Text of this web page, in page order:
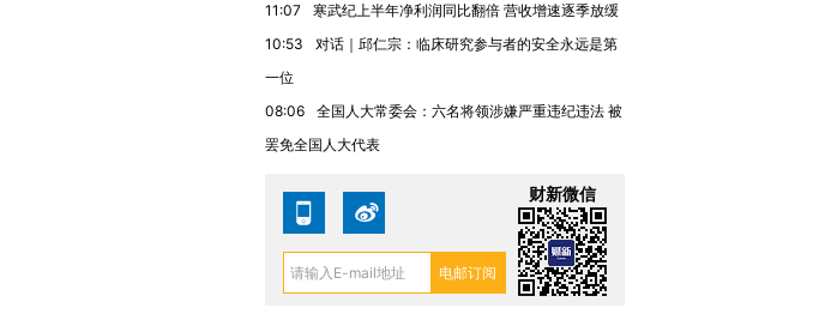
11:07
寒武纪上半年净利润同比翻倍 营收增速逐季放缓
10:53
对话｜邱仁宗：临床研究参与者的安全永远是第
一位
08:06
全国人大常委会：六名将领涉嫌严重违纪违法 被
罢免全国人大代表
财新微信